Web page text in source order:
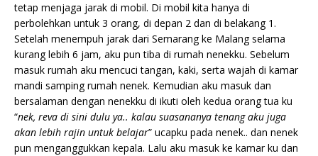
tetap menjaga jarak di mobil. Di mobil kita hanya di
perbolehkan untuk 3 orang, di depan 2 dan di belakang 1.
Setelah menempuh jarak dari Semarang ke Malang selama
kurang lebih 6 jam, aku pun tiba di rumah nenekku. Sebelum
masuk rumah aku mencuci tangan, kaki, serta wajah di kamar
mandi samping rumah nenek. Kemudian aku masuk dan
bersalaman dengan nenekku di ikuti oleh kedua orang tua ku
“nek, reva di sini dulu ya.. kalau suasananya tenang aku juga
akan lebih rajin untuk belajar” ucapku pada nenek.. dan nenek
pun menganggukkan kepala. Lalu aku masuk ke kamar ku dan